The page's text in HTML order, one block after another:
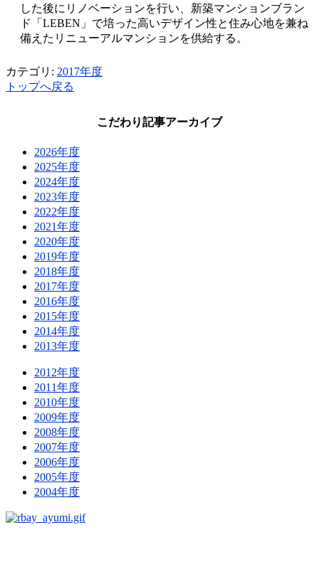
した後にリノベーションを行い、新築マンションブラン
ド「LEBEN」で培った高いデザイン性と住み心地を兼ね
備えたリニューアルマンションを供給する。
カテゴリ: 2017年度
トップへ戻る
こだわり記事アーカイブ
2026年度
2025年度
2024年度
2023年度
2022年度
2021年度
2020年度
2019年度
2018年度
2017年度
2016年度
2015年度
2014年度
2013年度
2012年度
2011年度
2010年度
2009年度
2008年度
2007年度
2006年度
2005年度
2004年度